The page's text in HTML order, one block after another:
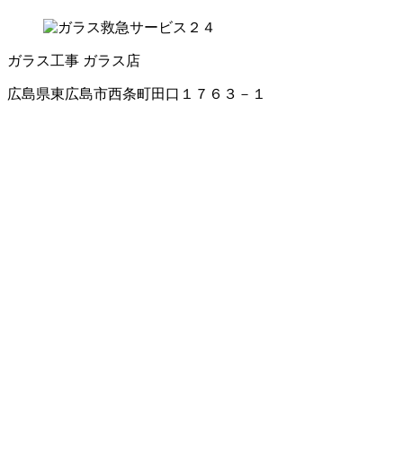
ガラス工事 ガラス店
広島県東広島市西条町田口１７６３－１